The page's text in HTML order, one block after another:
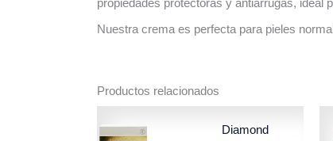
Nuestra crema es perfecta para pieles
Productos relacionados
Diamond